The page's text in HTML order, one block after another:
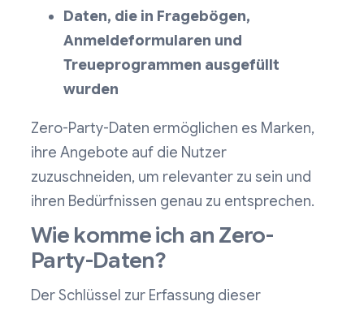
Daten, die in Fragebögen,
Anmeldeformularen und
Treueprogrammen ausgefüllt
wurden
Zero-Party-Daten ermöglichen es Marken,
ihre Angebote auf die Nutzer
zuzuschneiden, um relevanter zu sein und
ihren Bedürfnissen genau zu entsprechen.
Wie komme ich an Zero-
Party-Daten?
Der Schlüssel zur Erfassung dieser